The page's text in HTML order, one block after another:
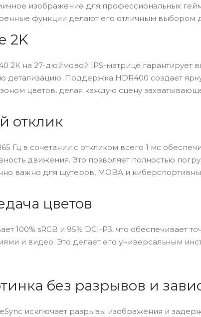
изображение для профессиональных
функции делают его отличным выбором
2K
2К на 27-дюймовой IPS-матрице гарантирует
детализацию. Поддержка HDR400 создает
цветов, делая каждую сцену
отклик
Гц в сочетании с откликом всего 1 мс
движения. Это позволяет полностью
важно для шутеров, MOBA и
цветов
100% sRGB и 95% DCI-P3, что обеспечивает
и видео. Это делает его универсальным
без разрывов и
исключает разрывы изображения и